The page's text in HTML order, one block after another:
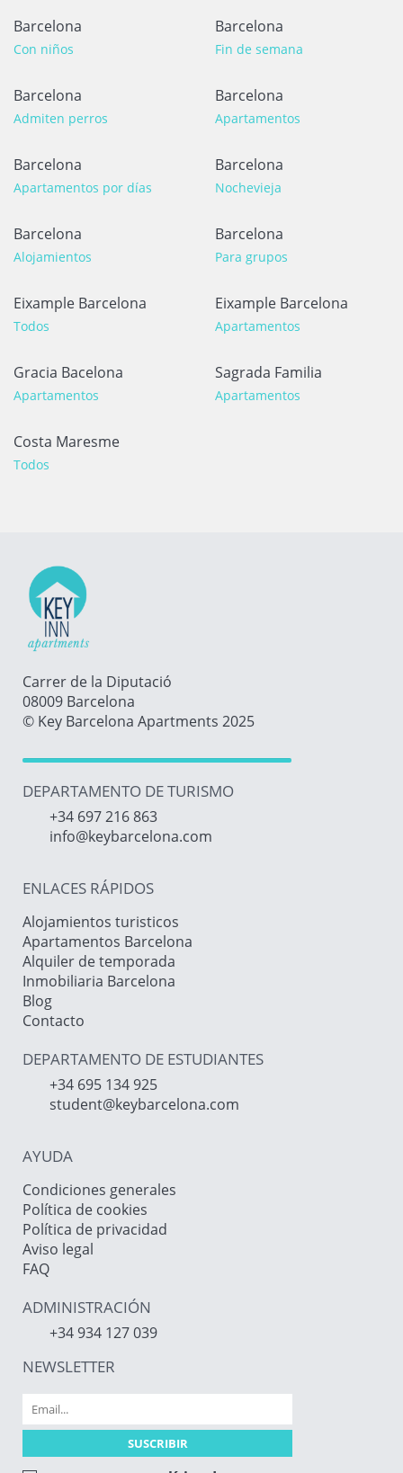
Barcelona
Con niños
Barcelona
Fin de semana
Barcelona
Admiten perros
Barcelona
Apartamentos
Barcelona
Apartamentos por días
Barcelona
Nochevieja
Barcelona
Alojamientos
Barcelona
Para grupos
Eixample Barcelona
Todos
Eixample Barcelona
Apartamentos
Gracia Bacelona
Apartamentos
Sagrada Familia
Apartamentos
Costa Maresme
Todos
Carrer de la Diputació
08009 Barcelona
© Key Barcelona Apartments 2025
DEPARTAMENTO DE TURISMO
+34 697 216 863
info@keybarcelona.com
ENLACES RÁPIDOS
Alojamientos turisticos
Apartamentos Barcelona
Alquiler de temporada
Inmobiliaria Barcelona
Blog
Contacto
DEPARTAMENTO DE ESTUDIANTES
+34 695 134 925
student@keybarcelona.com
AYUDA
Condiciones generales
Política de cookies
Política de privacidad
Aviso legal
FAQ
ADMINISTRACIÓN
+34 934 127 039
NEWSLETTER